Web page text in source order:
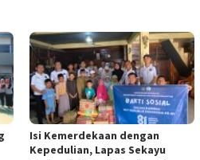
Isi Kemerdekaan dengan
Kepedulian, Lapas Sekayu